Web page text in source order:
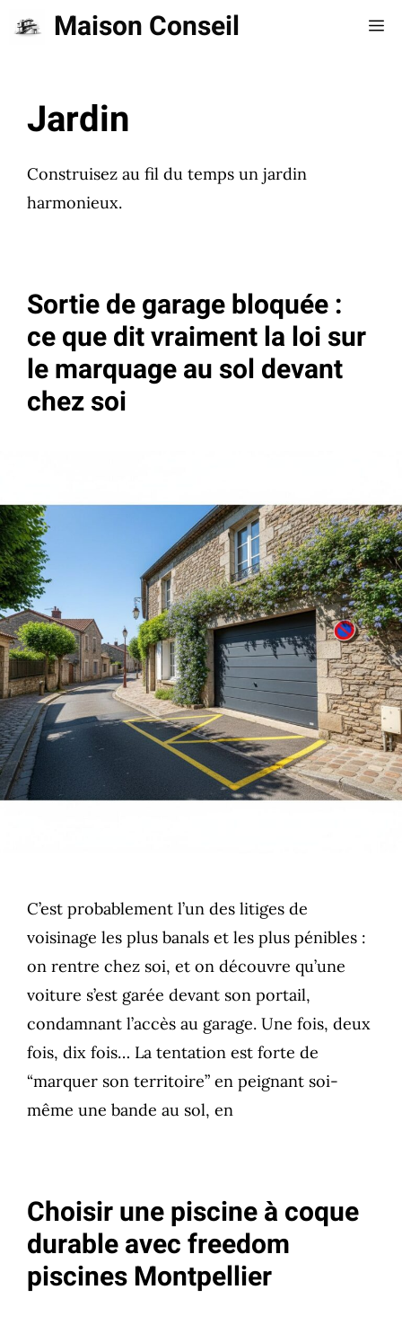
Aller
Maison Conseil
Jardin
Construisez au fil du temps un jardin
harmonieux.
Sortie de garage bloquée :
ce que dit vraiment la loi sur
le marquage au sol devant
chez soi
C’est probablement l’un des litiges de
voisinage les plus banals et les plus pénibles :
on rentre chez soi, et on découvre qu’une
voiture s’est garée devant son portail,
condamnant l’accès au garage. Une fois, deux
fois, dix fois… La tentation est forte de
“marquer son territoire” en peignant soi-
même une bande au sol, en
Choisir une piscine à coque
durable avec freedom
piscines Montpellier